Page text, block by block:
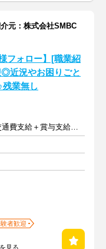
元：株式会社SMBC
フォロー】[職業紹
近況やお困りごと
残業無し
月給25万8000円～＋交通費支給＋賞与支給あり
者歓迎
見る